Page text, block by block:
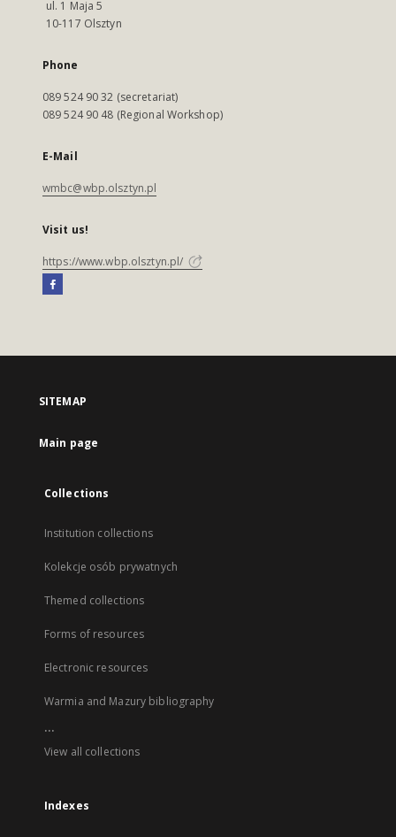
ul. 1 Maja 5
10-117 Olsztyn
Phone
089 524 90 32 (secretariat)
089 524 90 48 (Regional Workshop)
E-Mail
wmbc@wbp.olsztyn.pl
Visit us!
https://www.wbp.olsztyn.pl/
SITEMAP
Main page
Collections
Institution collections
Kolekcje osób prywatnych
Themed collections
Forms of resources
Electronic resources
Warmia and Mazury bibliography
...
View all collections
Indexes